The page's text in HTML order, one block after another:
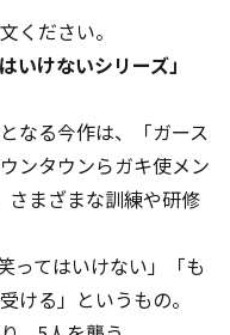
ください。
いけないシリーズ」
なる今作は、「ガース
ンタウンらガキ使メン
さまざまな訓練や研修
ってはいけない」「も
ける」というもの。